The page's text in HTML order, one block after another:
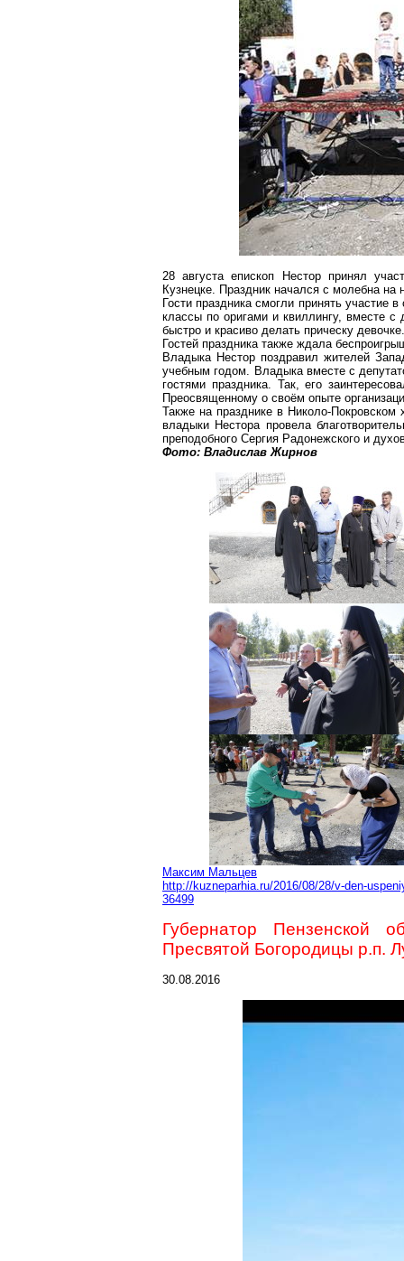
28 августа епископ Нестор принял
Кузнецке. Праздник начался с молебна
Гости праздника смогли принять участие
классы по оригами и квиллингу, вместе с
быстро и красиво делать прическу девочке.
Гостей праздника также ждала
Владыка Нестор поздравил жителей
учебным годом. Владыка вместе с
гостями праздника. Так, его
Преосвященному о своём опыте
Также на празднике в Николо-Покровском
владыки Нестора провела
преподобного Сергия Радонежского и
Фото: ВладиславЖирнов
Максим Мальцев
http://kuzneparhia.ru/2016/08/28/v-den-
36499
Губернатор Пензенской
Пресвятой Богородицы р.п.
30.08.2016